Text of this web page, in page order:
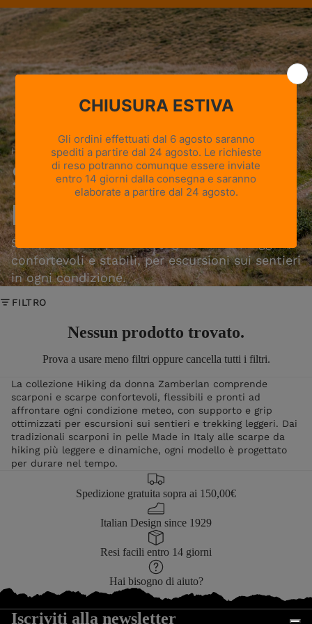
Home Scarponi e scarpe da hiking da donna
Scarponi e scarpe da
hiking da donna
Scarponi e scarpe da hiking da donna, leggeri,
confortevoli e stabili, per escursioni sui sentieri
in ogni condizione.
FILTRO
Nessun prodotto trovato.
Prova a usare meno filtri oppure cancella tutti i filtri.
La collezione Hiking da donna Zamberlan comprende
scarponi e scarpe confortevoli, flessibili e pronti ad
affrontare ogni condizione meteo, con supporto e grip
ottimizzati per escursioni sui sentieri e trekking leggeri. Dai
tradizionali scarponi in pelle Made in Italy alle scarpe da
hiking più leggere e dinamiche, ogni modello è progettato
per durare nel tempo.
Spedizione gratuita sopra ai 150,00€
Italian Design since 1929
Resi facili entro 14 giorni
Hai bisogno di aiuto?
Iscriviti alla newsletter